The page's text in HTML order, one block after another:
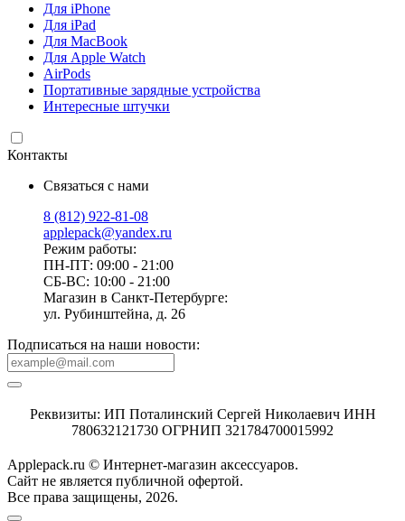
Для iPhone
Для iPad
Для MacBook
Для Apple Watch
AirPods
Портативные зарядные устройства
Интересные штучки
Контакты
Связаться с нами
8 (812) 922-81-08
applepack@yandex.ru
Режим работы:
ПН-ПТ: 09:00 - 21:00
СБ-ВС: 10:00 - 21:00
Магазин в Санкт-Петербурге:
ул. Рубинштейна, д. 26
Подписаться на наши новости:
Реквизиты: ИП Поталинский Сергей Николаевич ИНН
780632121730 ОГРНИП 321784700015992
Applepack.ru © Интернет-магазин аксессуаров.
Cайт не является публичной офертой.
Все права защищены, 2026.